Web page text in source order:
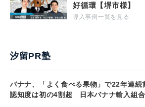
好循環【堺市様】
導入事例一覧を見る
汐留PR塾
バナナ、「よく食べる果物」で22年連
認知度は初の4割超 日本バナナ輸入組